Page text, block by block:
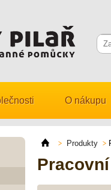
O nákupu
Produkty